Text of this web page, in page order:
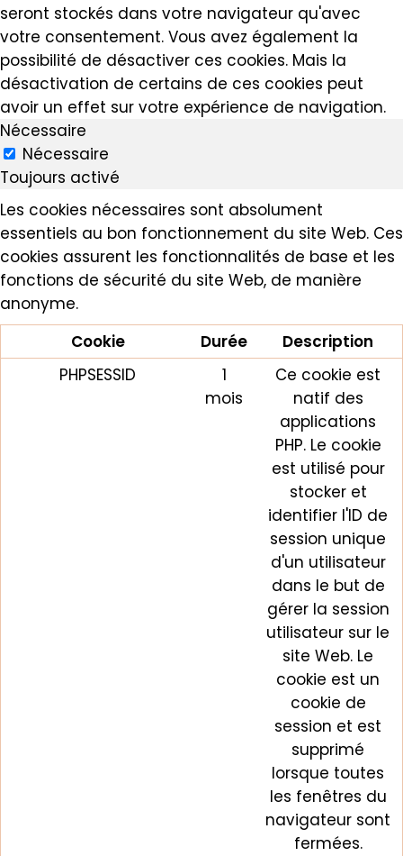
seront stockés dans votre navigateur qu'avec
votre consentement. Vous avez également la
possibilité de désactiver ces cookies. Mais la
désactivation de certains de ces cookies peut
avoir un effet sur votre expérience de navigation.
Nécessaire
Nécessaire
Toujours activé
Les cookies nécessaires sont absolument
essentiels au bon fonctionnement du site Web. Ces
cookies assurent les fonctionnalités de base et les
fonctions de sécurité du site Web, de manière
anonyme.
Cookie
Durée
Description
PHPSESSID
1
mois
Ce cookie est
natif des
applications
PHP. Le cookie
est utilisé pour
stocker et
identifier l'ID de
session unique
d'un utilisateur
dans le but de
gérer la session
utilisateur sur le
site Web. Le
cookie est un
cookie de
session et est
supprimé
lorsque toutes
les fenêtres du
navigateur sont
fermées.